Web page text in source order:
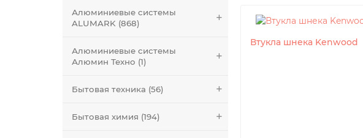
Алюминиевые системы
ALUMARK (868)
Алюминиевые системы
Алюмин Техно (1)
Бытовая техника (56)
Бытовая химия (194)
Втукла шнека Kenwood